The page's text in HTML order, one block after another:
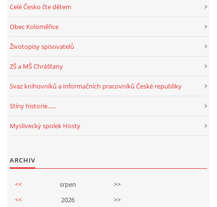
Celé Česko čte dětem
Obec Koloměřice
Životopisy spisovatelů
ZŠ a MŠ Chrášťany
Svaz knihovníků a informačních pracovníků České republiky
Stíny historie......
Myslivecký spolek Hosty
ARCHIV
<< srpen
>>
<<
2026
>>